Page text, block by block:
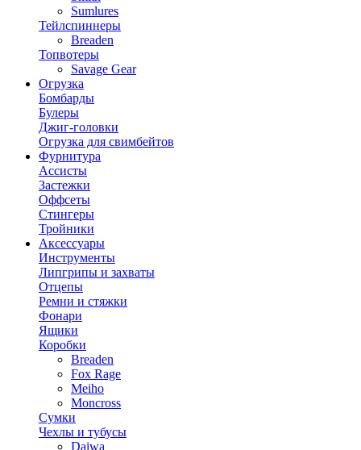
Sumlures
Тейлспиннеры
Breaden
Топвотеры
Savage Gear
Огрузка
Бомбарды
Булеры
Джиг-головки
Огрузка для свимбейтов
Фурнитура
Ассисты
Застежки
Оффсеты
Стингеры
Тройники
Аксессуары
Инструменты
Липгрипы и захваты
Отцепы
Ремни и стяжки
Фонари
Ящики
Коробки
Breaden
Fox Rage
Meiho
Moncross
Сумки
Чехлы и тубусы
Daiwa